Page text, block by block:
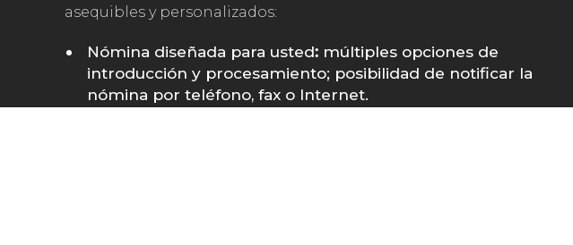
asequibles y personalizados:
Nómina diseñada para usted: múltiples opciones de
introducción y procesamiento; posibilidad de notificar la
nómina por teléfono, fax o Internet.